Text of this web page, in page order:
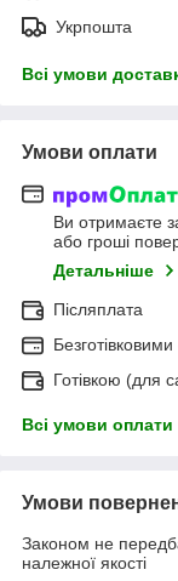
Укрпошта
Всі умови
Умови оплати
Ви отримаєте
або гроші
Детальніше
Післяплата
Готівкою (для
Всі умови оплати
Умови
Законом не
належної якості